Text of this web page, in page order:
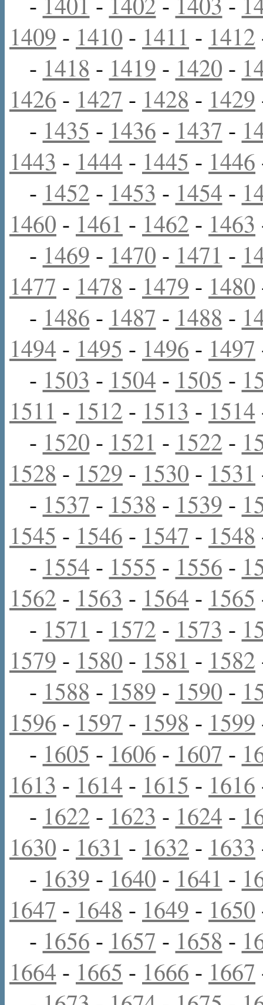
1409 - 1410 - 1411 - 1412
- 1418 - 1419 - 1420 -
1426 - 1427 - 1428 - 1429
- 1435 - 1436 - 1437 -
1443 - 1444 - 1445 - 1446
- 1452 - 1453 - 1454 -
1460 - 1461 - 1462 - 1463
- 1469 - 1470 - 1471 -
1477 - 1478 - 1479 - 1480
- 1486 - 1487 - 1488 -
1494 - 1495 - 1496 - 1497
- 1503 - 1504 - 1505 -
1511 - 1512 - 1513 - 1514
- 1520 - 1521 - 1522 -
1528 - 1529 - 1530 - 1531
- 1537 - 1538 - 1539 -
1545 - 1546 - 1547 - 1548
- 1554 - 1555 - 1556 -
1562 - 1563 - 1564 - 1565
- 1571 - 1572 - 1573 -
1579 - 1580 - 1581 - 1582
- 1588 - 1589 - 1590 -
1596 - 1597 - 1598 - 1599
- 1605 - 1606 - 1607 -
1613 - 1614 - 1615 - 1616
- 1622 - 1623 - 1624 -
1630 - 1631 - 1632 - 1633
- 1639 - 1640 - 1641 -
1647 - 1648 - 1649 - 1650
- 1656 - 1657 - 1658 -
1664 - 1665 - 1666 - 1667